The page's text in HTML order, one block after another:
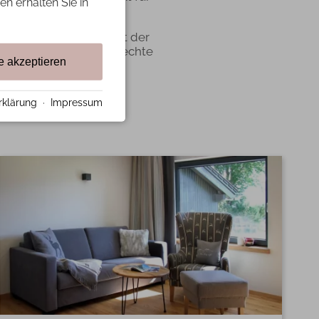
Minuten entfernt.
und die Schönheit der
Zeit und echte
im Allgäu.
akzeptieren
· Impressum